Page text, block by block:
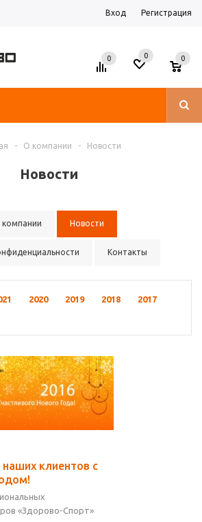
Вход Регистрация
0 0 0
- О компании - Новости
Новости
Новости
Контакты
2020 2019 2018
2017
клиентов с
«Здорово-Спорт»